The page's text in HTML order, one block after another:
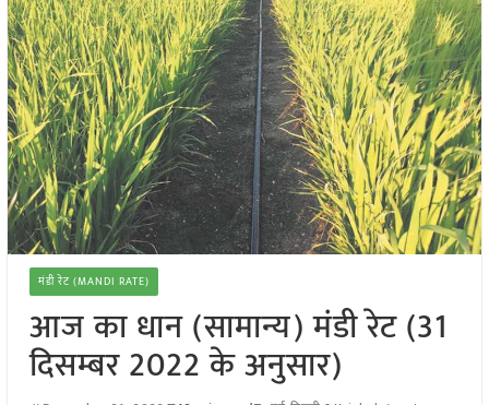
मंडी रेट (MANDI RATE)
आज का धान (सामान्य) मंडी रेट (31
दिसम्बर 2022 के अनुसार)